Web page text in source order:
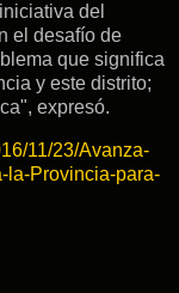
del
el desafío de
que significa
y este distrito;
expresó.
11/23/Avanza-
la-Provincia-para-